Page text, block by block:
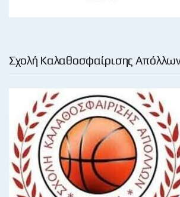
Σχολή Καλαθοσφαίρισης Απόλλων